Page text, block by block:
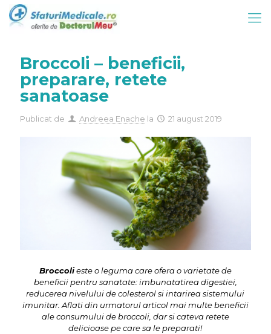
Broccoli – beneficii,
preparare, retete
sanatoase
Publicat de Andreea Enache la 21 august 2019
Broccolieste o leguma care ofera o varietate de
beneficii pentru sanatate: imbunatatirea digestiei,
reducerea nivelului de colesterol si intarirea sistemului
imunitar. Aflati din urmatorul articol mai multe beneficii
ale consumului de broccoli, dar si cateva retete
delicioase pe care sa le preparati!